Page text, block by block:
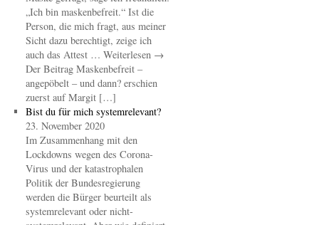
„Ich bin maskenbefreit.“ Ist die
Person, die mich fragt, aus meiner
Sicht dazu berechtigt, zeige ich
auch das Attest … Weiterlesen →
Der Beitrag Maskenbefreit –
angepöbelt – und dann? erschien
zuerst auf Margit […]
Bist du für mich systemrelevant?
23. November 2020
Im Zusammenhang mit den
Lockdowns wegen des Corona-
Virus und der katastrophalen
Politik der Bundesregierung
werden die Bürger beurteilt als
systemrelevant oder nicht-